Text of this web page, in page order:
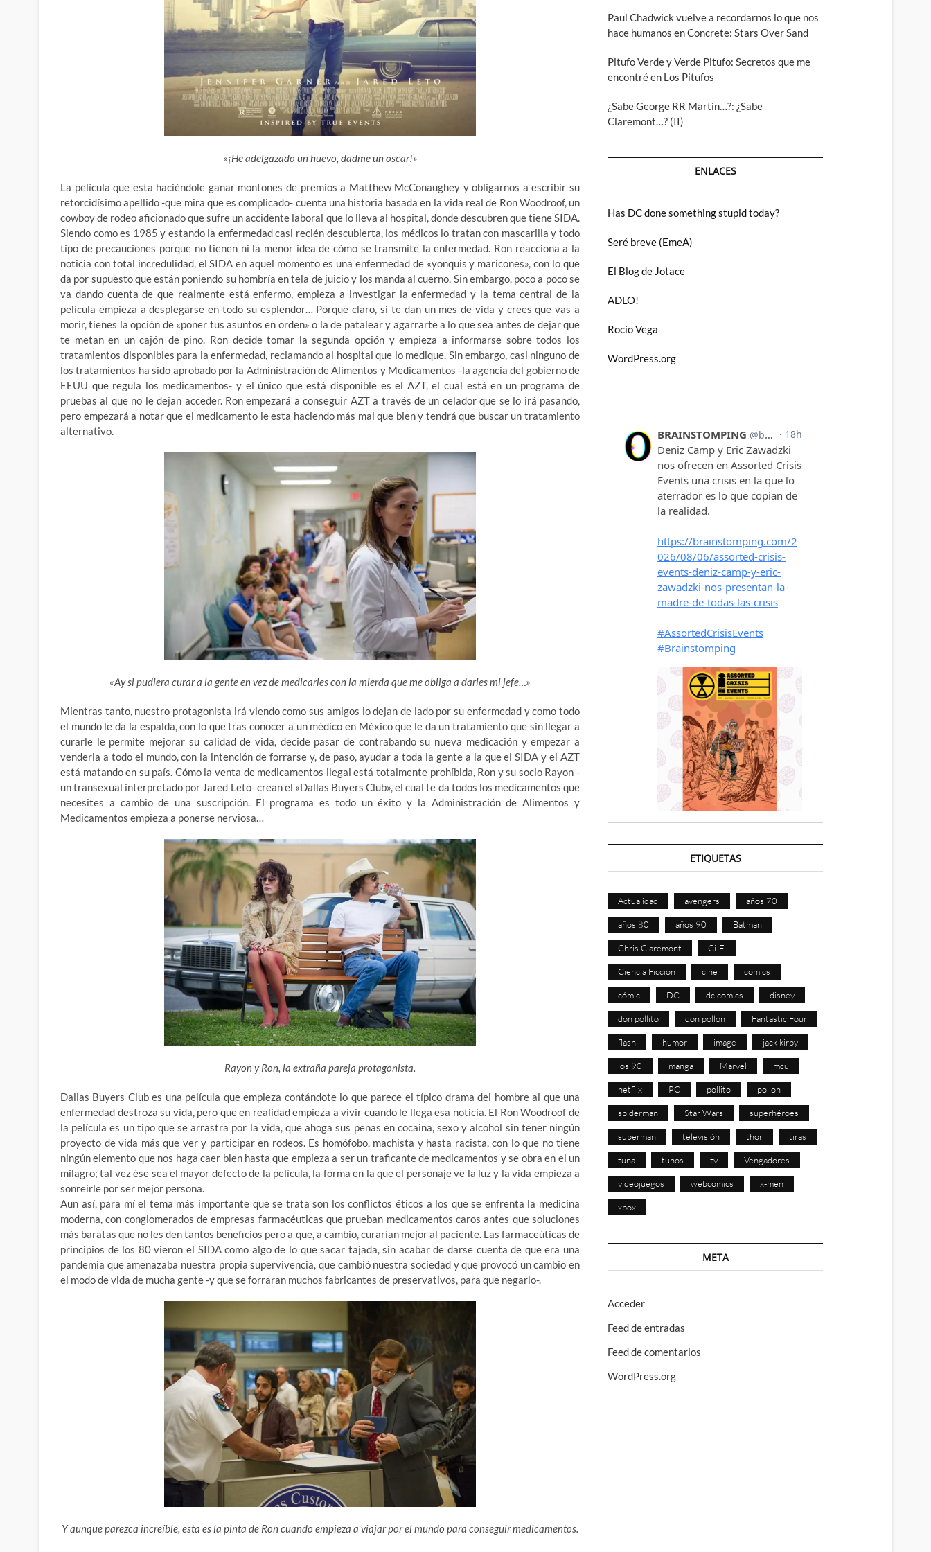
«¡He adelgazado un huevo, dadme un oscar!»
La película que esta haciéndole ganar montones de premios a Matthew McConaughey y obligarnos a escribir su
retorcidísimo apellido -que mira que es complicado- cuenta una historia basada en la vida real de Ron Woodroof, un
cowboy de rodeo aficionado quesufre un accidente laboral que lo lleva al hospital, donde descubren que tiene SIDA.
Siendo como es 1985 y estando la enfermedad casi recién descubierta, los médicos lo tratan con mascarilla y todo
tipo de precauciones porque no tienen ni la menor idea de cómo se transmite la enfermedad. Ron reacciona a la
noticia con total incredulidad, el SIDA en aquel momento es una enfermedad de «yonquis y maricones», con lo que
da por supuesto que están poniendo su hombría en tela de juicio y los manda al cuerno. Sin embargo, poco a poco se
va dando cuenta de que realmente está enfermo, empieza a investigar la enfermedad y la tema central de la
película empieza a desplegarse en todo su esplendor… Porque claro, si te dan un mes de vida y crees que vas a
morir, tienes la opción de «poner tus asuntos en orden» o la de patalear y agarrarte a lo que sea antes de dejar que
te metan en un cajón de pino. Ron decide tomar la segunda opción y empieza a informarse sobre todos los
tratamientos disponibles para la enfermedad, reclamando al hospital que lo medique. Sin embargo, casi ninguno de
los tratamientos ha sido aprobado por la Administración de Alimentos y Medicamentos -la agencia del gobierno de
EEUU que regula los medicamentos- y el único que está disponible es el AZT, el cual está en un programa de
pruebas al que no le dejan acceder. Ron empezará a conseguir AZT a través de un celador que se lo irá pasando,
pero empezará a notar que el medicamento le esta haciendo más mal que bien y tendrá que buscar un tratamiento
alternativo.
«Ay si pudiera curar a la gente en vez de medicarles con la mierda que me obliga a darles mi jefe…»
Mientras tanto, nuestro protagonista irá viendo como sus amigos lo dejan de lado por su enfermedad y como todo
el mundo le da la espalda, con lo que tras conocer a un médico en México que le da un tratamiento que sin llegar a
curarle le permite mejorar su calidad de vida, decide pasar de contrabando su nueva medicación y empezar a
venderla a todo el mundo, con la intención de forrarse y, de paso, ayudar a toda la gente a la que el SIDA y el AZT
está matando en su país. Cómo la venta de medicamentos ilegal está totalmente prohíbida, Ron y su socio Rayon -
un transexual interpretado por Jared Leto- crean el «Dallas Buyers Club», el cual te da todos los medicamentos que
necesites a cambio de una suscripción. El programa es todo un éxito y la Administración de Alimentos y
Medicamentos empieza a ponerse nerviosa…
Rayon y Ron, la extraña pareja protagonista.
Dallas Buyers Club es una película que empieza contándote lo que parece el típico drama del hombre al que una
enfermedad destroza su vida, pero que en realidad empieza a vivir cuando le llega esa noticia. El Ron Woodroof de
la película es un tipo que se arrastra por la vida, que ahoga sus penas en cocaina, sexo y alcohol sin tener ningún
proyecto de vida más que ver y participar en rodeos. Es homófobo, machista y hasta racista, con lo que no tiene
ningún elemento que nos haga caer bien hasta que empieza a ser un traficante de medicamentos y se obra en el un
milagro; tal vez ése sea el mayor defecto de la película, la forma en la que el personaje ve la luz y la vida empieza a
sonreirle por ser mejor persona.
Aun así, para mí el tema más importante que se trata son los conflictos éticos a los que se enfrenta la medicina
moderna, con conglomerados de empresas farmacéuticas que prueban medicamentos caros antes que soluciones
más baratas que no les den tantos beneficios pero a que, a cambio, curarían mejor al paciente. Las farmaceúticas de
principios de los 80 vieron el SIDA como algo de lo que sacar tajada, sin acabar de darse cuenta de que era una
pandemia que amenazaba nuestra propia supervivencia, que cambió nuestra sociedad y que provocó un cambio en
el modo de vida de mucha gente -y que se forraran muchos fabricantes de preservativos, para que negarlo-.
Y aunque parezca increíble, esta es la pinta de Ron cuando empieza a viajar por el mundo para conseguir medicamentos.
Paul Chadwick vuelve a recordarnos lo que nos
hace humanos en Concrete: Stars Over Sand
Pitufo Verde y Verde Pitufo: Secretos que me
encontré en Los Pitufos
¿Sabe George RR Martin…?: ¿Sabe
Claremont…? (II)
ENLACES
Has DC done something stupid today?
Seré breve (EmeA)
El Blog de Jotace
ADLO!
Rocío Vega
WordPress.org
ETIQUETAS
Actualidad avengers años 70
años 80 años 90 Batman
Chris Claremont Ci-Fi
Ciencia Ficción cine comics
cómic DC dc comics disney
don pollito don pollon Fantastic Four
flash humor image jack kirby
los 90 manga Marvel mcu
netflix PC pollito pollon
spiderman Star Wars superhéroes
superman televisión thor tiras
tuna tunos tv Vengadores
videojuegos webcomics x-men
xbox
META
Acceder
Feed de entradas
Feed de comentarios
WordPress.org